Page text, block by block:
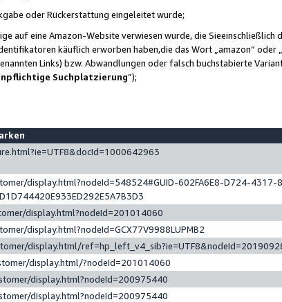
oder Rückerstattung eingeleitet wurde;
auf eine Amazon-Website verwiesen wurde, die Sieeinschließlich
käuflich erworben haben,die das Wort „amazon“ oder
Links) bzw. Abwandlungen oder falsch buchstabierte
Suchplatzierung”);
display.html?nodeId=548524#GUID-602FA6E8-D724-4317-
display.html?nodeId=201014060
display.html?nodeId=GCX77V9988LUPMB2
display.html/
display.html/?nodeId=201014060
display.html?nodeId=200975440
display.html?nodeId=200975440